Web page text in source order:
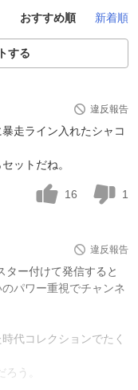
おすすめ順 新着順
する
違反報告
走ライン入れたシャコ
ットだね。
16 1
違反報告
ター付けて発信すると
パワー重視でチャンネ
代コレクションでたく
う。